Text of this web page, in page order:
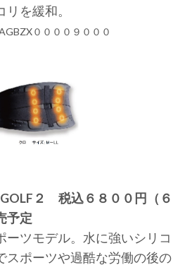
を緩和。
００００９０００
２ 税込６８００円（６
予定
ツモデル。水に強いシリコ
スポーツや過酷な労働の後の